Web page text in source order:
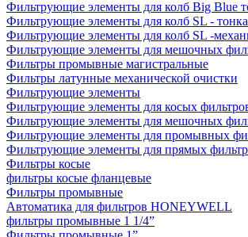
Фильтрующие элементы для колб Big Blue
Фильтрующие элементы для колб SL -
Фильтрующие элементы для колб SL -
Фильтрующие элементы для мешочных
Фильтры промывные магистральные
Фильтры латунные механической очистки
Фильтрующие элементы
Фильтрующие элементы для косых
Фильтрующие элементы для мешочных
Фильтрующие элементы для промывных
Фильтрующие элементы для прямых
Фильтры косые
фильтры косые фланцевые
Фильтры промывные
Автоматика для фильтров HONEYWELL
фильтры промывные 1 1/4”